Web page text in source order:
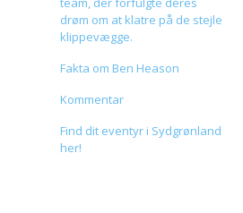
drøm om at klatre på de stejle
klippevægge.
Fakta om Ben Heason
Kommentar
Find dit eventyr i Sydgrønland
her!